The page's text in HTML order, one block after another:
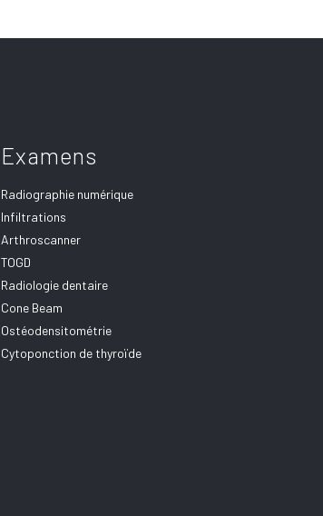
Examens
Radiographie numérique
Infiltrations
Arthroscanner
TOGD
Radiologie dentaire
Cone Beam
Ostéodensitométrie
Cytoponction de thyroïde